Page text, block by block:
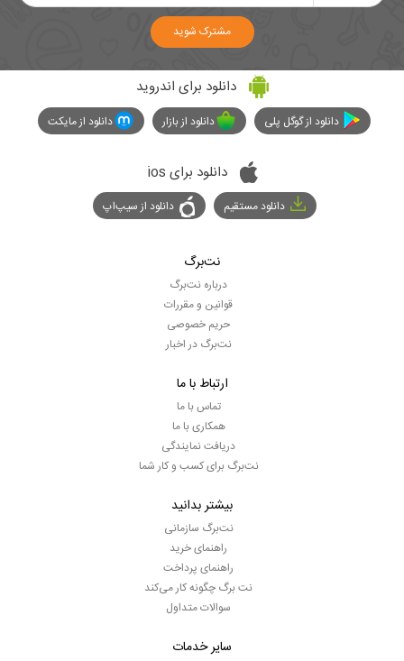
مشترک شوید
دانلود برای اندروید
دانلود از گوگل پلی دانلود از بازار دانلود از مایکت
دانلود برای ios
دانلود مستقیم دانلود از سیپ‌اپ
نت‌برگ
درباره نت‌برگ
قوانین و مقررات
حریم خصوصی
نت‌برگ در اخبار
ارتباط با ما
تماس با ما
همکاری با ما
دریافت نمایندگی
نت‌برگ برای کسب و کار شما
بیشتر بدانید
نت‌برگ سازمانی
راهنمای خرید
راهنمای پرداخت
نت برگ چگونه کار می‌کند
سوالات متداول
سایر خدمات